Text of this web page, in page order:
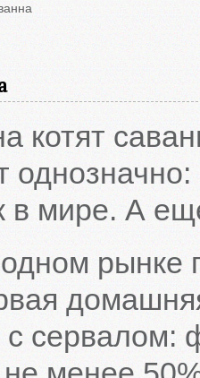
котят
в мире. А
рынке
сервалом: